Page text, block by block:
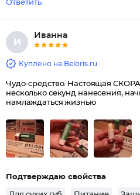
Ответить
И
Иванна
Куплено на Beloris.ru
Чудо-средство. Настоящая
несколько секунд нанесения,
намлаждаться жизнью
Подтверждаю свойства